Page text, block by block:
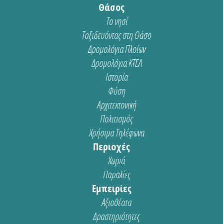
Θάσος
Το νησί
Ταξιδευόντας στη Θάσο
Δρομολόγια Πλοίων
Δρομολόγια ΚΤΕΛ
Ιστορία
Φύση
Αρχιτεκτονική
Πολιτισμός
Χρήσιμα Τηλέφωνα
Περιοχές
Χωριά
Παραλίες
Εμπειρίες
Αξιοθέατα
Δραστηριότητες